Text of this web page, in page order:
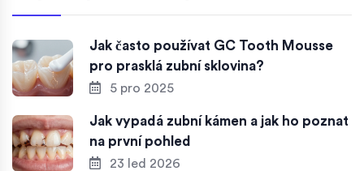
Jak často používat GC Tooth Mousse
pro prasklá zubní sklovina?
5 pro 2025
Jak vypadá zubní kámen a jak ho poznat
na první pohled
23 led 2026